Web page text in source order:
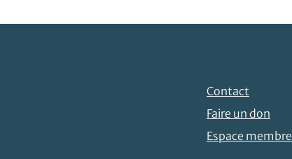
Contact
Faire un don
Espace membre